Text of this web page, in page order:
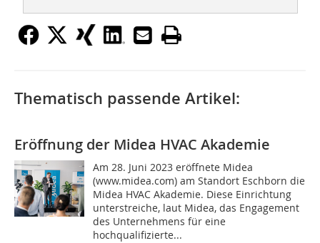
Thematisch passende Artikel:
Eröffnung der Midea HVAC Akademie
Am 28. Juni 2023 eröffnete Midea
(www.midea.com) am Standort Eschborn die
Midea HVAC Akademie. Diese Einrichtung
unterstreiche, laut Midea, das Engagement
des Unternehmens für eine
hochqualifizierte...